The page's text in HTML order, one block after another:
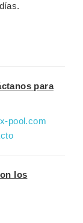
.
para
pool.com
los